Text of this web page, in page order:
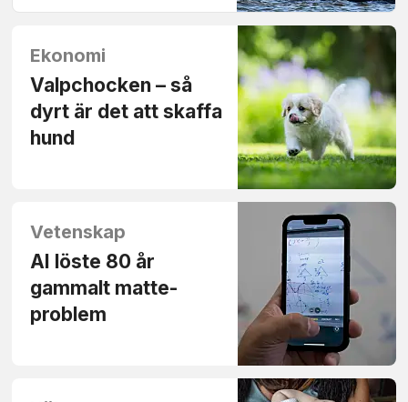
Ekonomi
Valpchocken – så
dyrt är det att skaffa
hund
Vetenskap
AI löste 80 år
gammalt matte­
problem